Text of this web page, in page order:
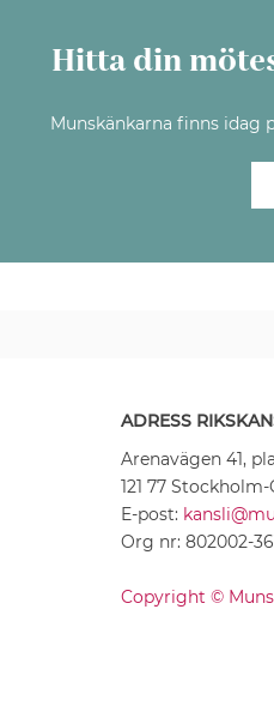
Hitta din
Munskänkarna finns idag
ADRESS
Arenavägen 41,
121 77
E-post:
Org nr: 802002-
Copyright ©